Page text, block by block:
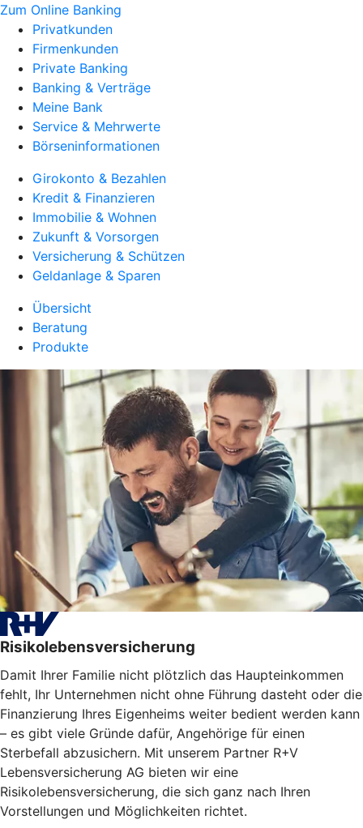
Zum Online Banking
Privatkunden
Firmenkunden
Private Banking
Banking & Verträge
Meine Bank
Service & Mehrwerte
Börseninformationen
Girokonto & Bezahlen
Kredit & Finanzieren
Immobilie & Wohnen
Zukunft & Vorsorgen
Versicherung & Schützen
Geldanlage & Sparen
Übersicht
Beratung
Produkte
Risikolebensversicherung
Damit Ihrer Familie nicht plötzlich das Haupteinkommen
fehlt, Ihr Unternehmen nicht ohne Führung dasteht oder die
Finanzierung Ihres Eigenheims weiter bedient werden kann
– es gibt viele Gründe dafür, Angehörige für einen
Sterbefall abzusichern. Mit unserem Partner R+V
Lebensversicherung AG bieten wir eine
Risikolebensversicherung, die sich ganz nach Ihren
Vorstellungen und Möglichkeiten richtet.